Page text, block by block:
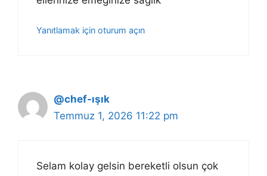
Yanıtlamak için oturum açın
@chef-ışık
Temmuz 1, 2026 11:22 pm
Selam kolay gelsin bereketli olsun çok